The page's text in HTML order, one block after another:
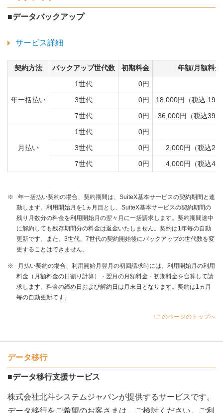
■データバックアップ
サービス詳細
契約方法 バックアップ世代数 初期料金 年額/月額料金
年一括払い
1世代
0円
3世代
0円
18,000円（税込
7世代
0円 36,000円（税込
月払い
1世代
0円
3世代
0円
2,000円（税込
7世代
0円 4,000円（税込
※
年一括払い契約の場合、契約期間は、SuiteX基本サービスの契約期間と連
動します。利用開始月を1ヵ月目とし、SuiteX基本サービスの契約期間の
残り月数分の料金を利用開始月の翌々月に一括請求します。契約期間途中
に解約しても残存期間分の料金は返金いたしません。契約は1年毎の自動
更新です。また、3世代、7世代の契約開始後にバックアップの世代数を変
更することはできません。
※
月払い契約の場合、利用開始月翌月の初回請求時には、利用開始月の利用
料金（月額料金の日割り計算）・翌月の月額料金・初期料金を合算して請
求します。料金の締め日および解約日は月末日となります。契約は1ヵ月
毎の自動更新です。
↑このページのトップへ
データ移行
■データ移行支援サービス
株式会社北斗システムジャパンが提供するサービスです。
データ移行をご希望のお客さまは、ご検討ください。ご利